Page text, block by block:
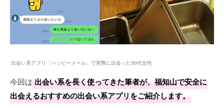
出会い系アプリ「ハッピーメール」で実際に出会った30代女性
今回は 出会い系を長く使ってきた筆者が、福知山で安全に
出会えるおすすめの出会い系アプリをご紹介します。